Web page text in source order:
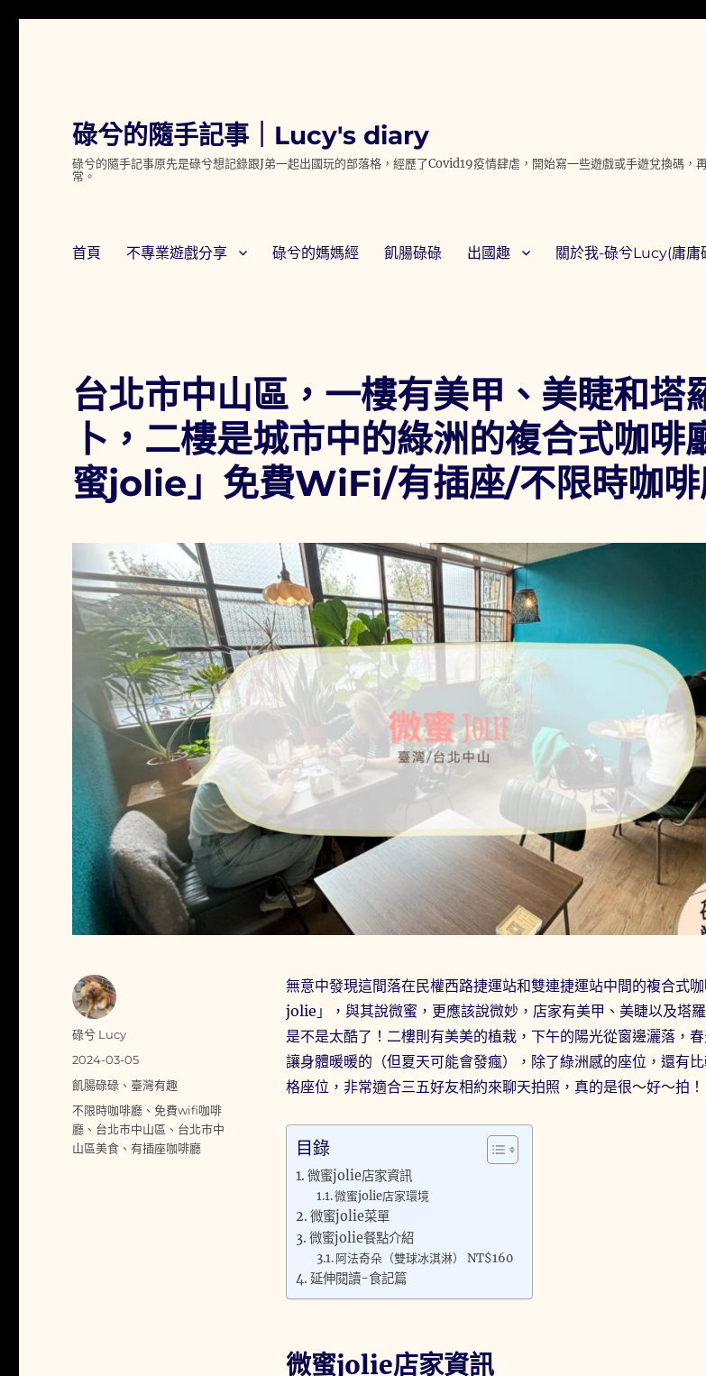
碌兮的隨手記事｜Lucy's diary
碌兮的隨手記事原先是碌兮想記錄跟J弟一起出國玩的部落格，經歷了Covid19疫情肆虐，開始寫一些遊戲或手遊兌換碼
常。
首頁 不專業遊戲分享 碌兮的媽媽經 飢腸碌碌 出國趣 關於我-碌兮Lucy(庸庸
台北市中山區，一樓有美甲、美睫和塔
卜，二樓是城市中的綠洲的複合式咖啡
蜜jolie」免費WiFi/有插座/不限時咖
無意中發現這間落在民權西路捷運站和雙連捷運站中間的複合式
jolie」，與其說微蜜，更應該說微妙，店家有美甲、美睫以及塔羅
是不是太酷了！二樓則有美美的植栽，下午的陽光從窗邊灑落，
讓身體暖暖的（但夏天可能會發瘋），除了綠洲感的座位，還有
格座位，非常適合三五好友相約來聊天拍照，真的是很～好～拍！
目錄
微蜜jolie店家資訊
微蜜jolie店家環境
微蜜jolie菜單
微蜜jolie餐點介紹
阿法奇朵（雙球冰淇淋） NT$160
延伸閱讀-食記篇
微蜜jolie店家資訊
作
者
碌兮 Lucy
發
佈
期:
2024-03-05
分
類
飢腸碌碌 、 臺灣有趣
標
籤
不限時咖啡廳 、免費wifi咖啡
廳 、 台北市中山區 、 台北市中
山區美食 、有插座咖啡廳